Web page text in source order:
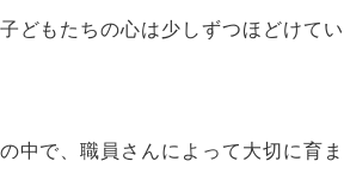
どもたちの心は少しずつほどけてい
中で、職員さんによって大切に育ま